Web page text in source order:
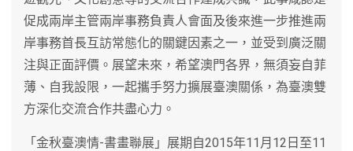
促成兩岸主管兩岸事務負責人會面及後來進一步推進兩
岸事務首長互訪常態化的關鍵因素之一，並受到廣泛關
注與正面評價。展望未來，希望澳門各界，無須妄自菲
薄、自我設限，一起攜手努力擴展臺澳關係，為臺澳雙
方深化交流合作共盡心力。
「金秋臺澳情-書畫聯展」展期自2015年11月12日至11